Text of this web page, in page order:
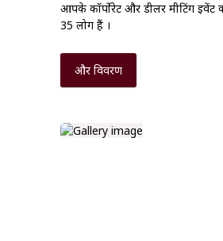
आपके कॉर्पोरेट और डीलर मीटिंग इवेंट
35 लोग हैं ।
और विवरण